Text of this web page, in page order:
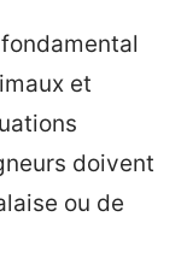
et
doivent
ou de